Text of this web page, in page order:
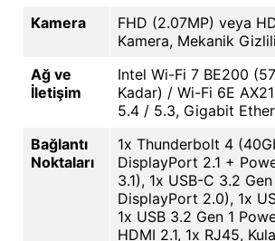
Kamera
FHD (2.07MP) veya
Kamera, Mekanik
Ağ ve
İletişim
Intel Wi-Fi 7 BE200
Kadar) / Wi-Fi 6E
5.4 / 5.3, Gigabit
Bağlantı
Noktaları
1x Thunderbolt 4
DisplayPort 2.1 +
3.1), 1x USB-C 3.2
DisplayPort 2.0), 1x
1x USB 3.2 Gen 1
HDMI 2.1, 1x RJ45,